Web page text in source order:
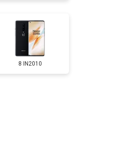
Заказать
8 IN2010